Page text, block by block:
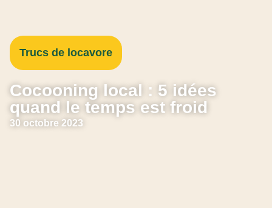
Trucs de locavore
Cocooning local : 5 idées
quand le temps est froid
30 octobre 2023